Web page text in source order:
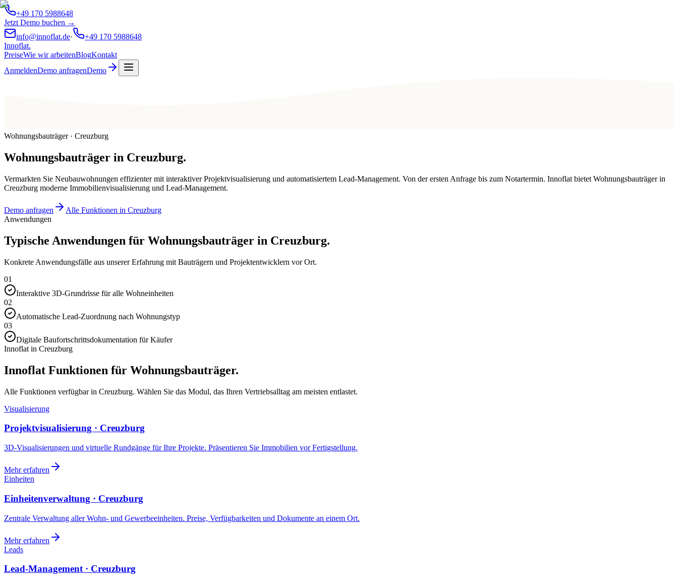
+49 170 5988648
Jetzt Demo buchen →
info@innoflat.de·
+49 170 5988648
Innoflat.
PreiseWie wir arbeitenBlogKontakt
AnmeldenDemo anfragenDemo
Wohnungsbauträger · Creuzburg
Wohnungsbauträger in Creuzburg.
Vermarkten Sie Neubauwohnungen effizienter mit interaktiver Projektvisualisierung und automatisiertem Lead-Management. Von der ersten Anfrage bis zum Notartermin. Innoflat bietet Wohnungsbauträger in
Creuzburg moderne Immobilienvisualisierung und Lead-Management.
Demo anfragen
Alle Funktionen in Creuzburg
Anwendungen
Typische Anwendungen für Wohnungsbauträger in Creuzburg.
Konkrete Anwendungsfälle aus unserer Erfahrung mit Bauträgern und Projektentwicklern vor Ort.
01
Interaktive 3D-Grundrisse für alle Wohneinheiten
02
Automatische Lead-Zuordnung nach Wohnungstyp
03
Digitale Baufortschrittsdokumentation für Käufer
Innoflat in Creuzburg
Innoflat Funktionen für Wohnungsbauträger.
Alle Funktionen verfügbar in Creuzburg. Wählen Sie das Modul, das Ihren Vertriebsalltag am meisten entlastet.
Visualisierung
Projektvisualisierung · Creuzburg
3D-Visualisierungen und virtuelle Rundgänge für Ihre Projekte. Präsentieren Sie Immobilien vor Fertigstellung.
Mehr erfahren
Einheiten
Einheitenverwaltung · Creuzburg
Zentrale Verwaltung aller Wohn- und Gewerbeeinheiten. Preise, Verfügbarkeiten und Dokumente an einem Ort.
Mehr erfahren
Leads
Lead-Management · Creuzburg